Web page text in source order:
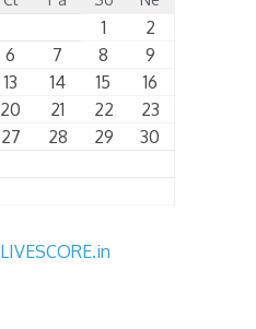
1
2
6 7 8
9
13 14 15
16
20 21 22
23
27 28 29
30
LIVESCORE.in